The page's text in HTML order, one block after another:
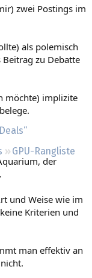
GPU-Rangliste
zwei Postings im
als polemisch
zu Debatte
möchte) implizite
der
und Weise wie im
Kriterien und
man effektiv an